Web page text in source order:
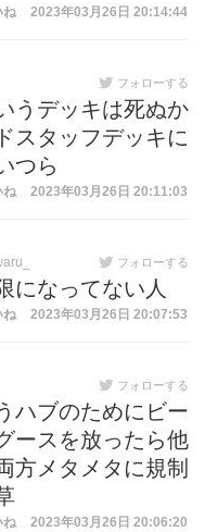
ね 2023年03月26日 20:14:44
フォローする
うデッキは死ぬか
スタッフデッキに
つら
ね 2023年03月26日 20:11:03
フォローする
になってない人
ね 2023年03月26日 20:07:53
フォローする
ハブのためにビー
ースを放ったら他
方メタメタに規制
ね 2023年03月26日 20:06:20